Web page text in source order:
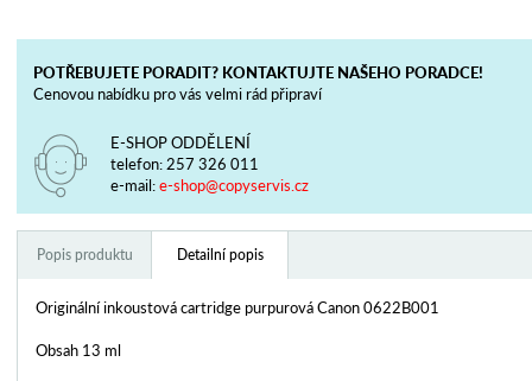
POTŘEBUJETE PORADIT? KONTAKTUJTE NAŠEHO PORADCE!
Cenovou nabídku pro vás velmi rád připraví
E-SHOP ODDĚLENÍ
telefon: 257 326 011
e-mail:e-shop@copyservis.cz
Popis produktu Detailní popis
Originální inkoustová cartridge purpurová Canon 0622B001
Obsah 13 ml